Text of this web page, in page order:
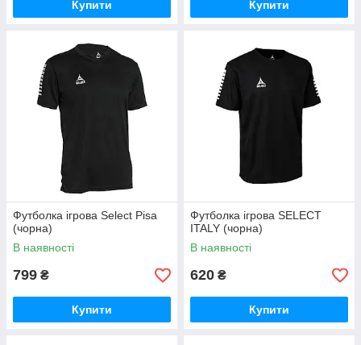
Купити Купити
Футболка ігрова Select Pisa
(чорна)
В наявності
799 ₴
Купити
Футболка ігрова SELECT
ITALY (чорна)
В наявності
620 ₴
Купити